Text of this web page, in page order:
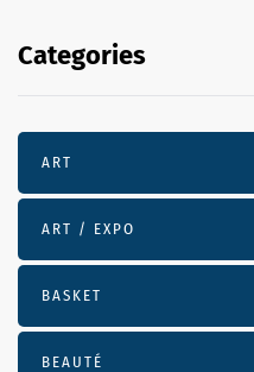
Categories
ART
ART / EXPO
BASKET
BEAUTÉ